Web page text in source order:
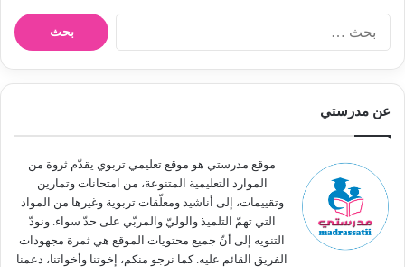
ن
عن مدرستي
موقع مدرستي هو موقع تعليمي تربوي يقدّم ثروة من
الموارد التعليمية المتنوعة، من امتحانات وتمارين
وتقييمات، إلى أناشيد ومعلّقات تربوية وغيرها من المواد
التي تهمّ التلميذ والوليّ والمربّي على حدّ سواء. ونودّ
التنويه إلى أنّ جميع محتويات الموقع هي ثمرة مجهودات
الفريق القائم عليه. كما نرجو منكم، إخوتنا وأخواتنا، دعمنا